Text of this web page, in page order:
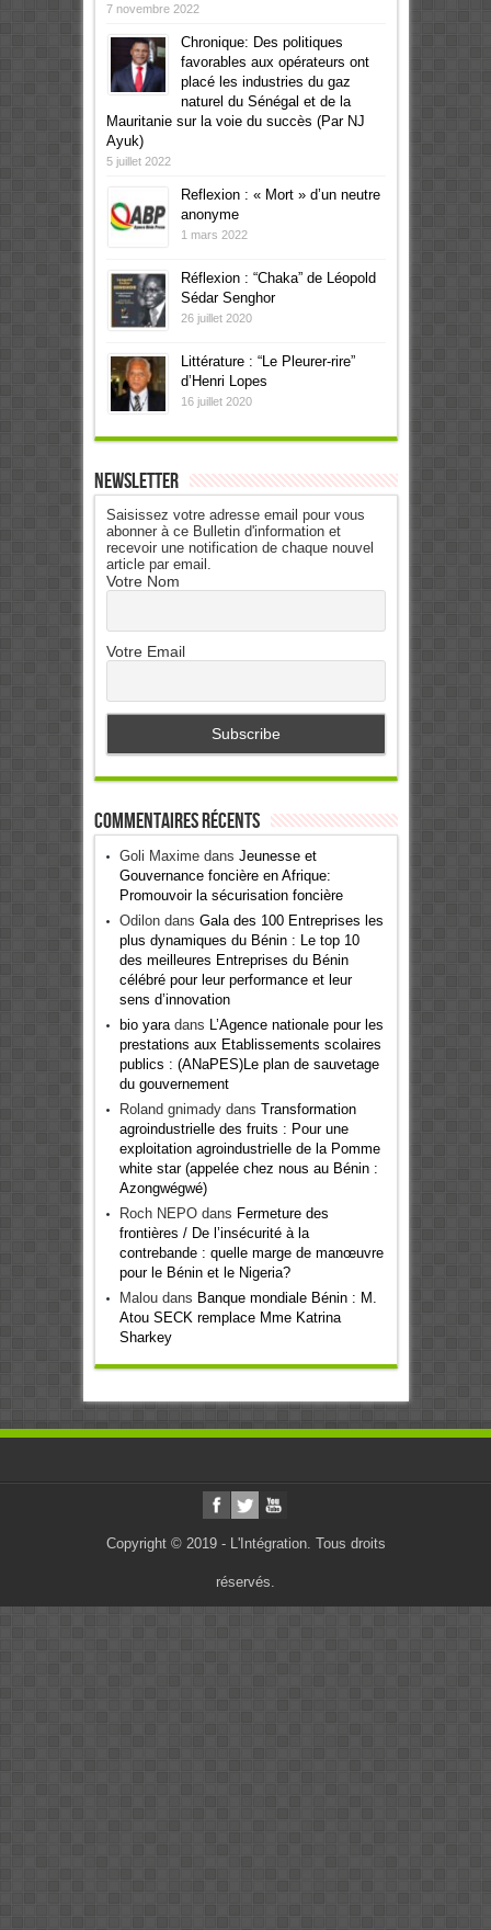
7 novembre 2022
Chronique: Des politiques
favorables aux opérateurs ont
placé les industries du gaz
naturel du Sénégal et de la
Mauritanie sur la voie du succès (Par NJ
Ayuk)
5 juillet 2022
Reflexion : « Mort » d’un neutre
anonyme
1 mars 2022
Réflexion : “Chaka” de Léopold
Sédar Senghor
26 juillet 2020
Littérature : “Le Pleurer-rire”
d’Henri Lopes
16 juillet 2020
Newsletter
Saisissez votre adresse email pour vous
abonner à ce Bulletin d'information et
recevoir une notification de chaque nouvel
article par email.
Votre Nom
Votre Email
Commentaires récents
Goli Maximedans Jeunesse et
Gouvernance foncière en Afrique:
Promouvoir la sécurisation foncière
Odilondans Gala des 100 Entreprises les
plus dynamiques du Bénin : Le top 10
des meilleures Entreprises du Bénin
célébré pour leur performance et leur
sens d’innovation
bio yaradans
L’Agence nationale pour les
prestations aux Etablissements scolaires
publics : (ANaPES)Le plan de sauvetage
du gouvernement
Roland gnimadydans Transformation
agroindustrielle des fruits : Pour une
exploitation agroindustrielle de la Pomme
white star (appelée chez nous au Bénin :
Azongwégwé)
Roch NEPOdans Fermeture des
frontières / De l’insécurité à la
contrebande : quelle marge de manœuvre
pour le Bénin et le Nigeria?
Maloudans Banque mondiale Bénin : M.
Atou SECK remplace Mme Katrina
Sharkey
Copyright © 2019 - L'Intégration. Tous droits
réservés.